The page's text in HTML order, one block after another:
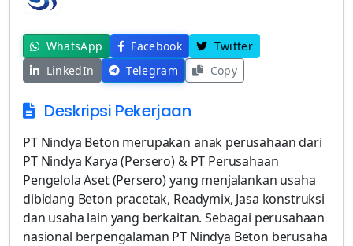
WhatsApp Facebook
Twitter
LinkedIn
Telegram Copy
Deskripsi Pekerjaan
PT Nindya Beton merupakan anak perusahaan dari
PT Nindya Karya (Persero) & PT Perusahaan
Pengelola Aset (Persero) yang menjalankan usaha
dibidang Beton pracetak, Readymix, Jasa konstruksi
dan usaha lain yang berkaitan. Sebagai perusahaan
nasional berpengalaman PT Nindya Beton berusaha